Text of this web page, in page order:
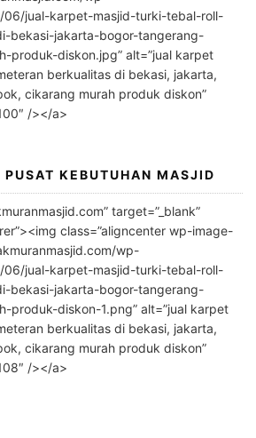
06/jual-karpet-masjid-turki-tebal-roll-
bekasi-jakarta-bogor-tangerang-
produk-diskon.jpg” alt=”jual karpet
berkualitas di bekasi, jakarta,
cikarang murah produk diskon”
/></a>
KEBUTUHAN MASJID
target=”_blank”
class=”aligncenter wp-image-
wp-
06/jual-karpet-masjid-turki-tebal-roll-
bekasi-jakarta-bogor-tangerang-
produk-diskon-1.png” alt=”jual karpet
berkualitas di bekasi, jakarta,
cikarang murah produk diskon”
/></a>